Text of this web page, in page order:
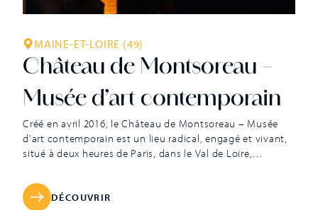
MAINE-ET-LOIRE (49)
Château de Montsoreau –
Musée d’art contemporain
Créé en avril 2016, le Château de Montsoreau – Musée
d’art contemporain est un lieu radical, engagé et vivant,
situé à deux heures de Paris, dans le Val de Loire,
château de la Loire, il dispose d’une architecture, d’une
collection et d’espaces d’exposition hors du commun qui
DÉCOUVRIR